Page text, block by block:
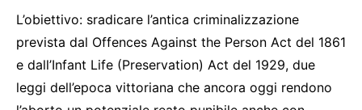
L’obiettivo: sradicare l’antica criminalizzazione
prevista dal Offences Against the Person Act del 1861
e dall’Infant Life (Preservation) Act del 1929, due
leggi dell’epoca vittoriana che ancora oggi rendono